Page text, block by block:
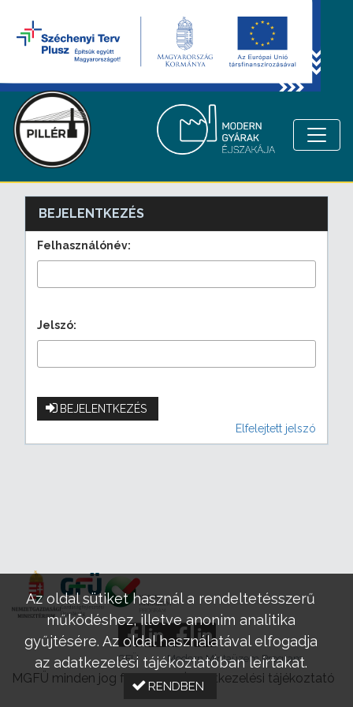
BEJELENTKEZÉS
Felhasználónév:
Jelszó:
BEJELENTKEZÉS
Elfelejtett jelszó
GFÜ Modern Mintaüzem Program
MGFÜ minden jog fenntartva |Adatkezelési tájékoztató
Az oldal sütiket használ a rendeltetésszerű
működéshez, illetve anonim analitika
gyűjtésére. Az oldal használatával elfogadja
az adatkezelési tájékoztatóban leírtakat.
RENDBEN